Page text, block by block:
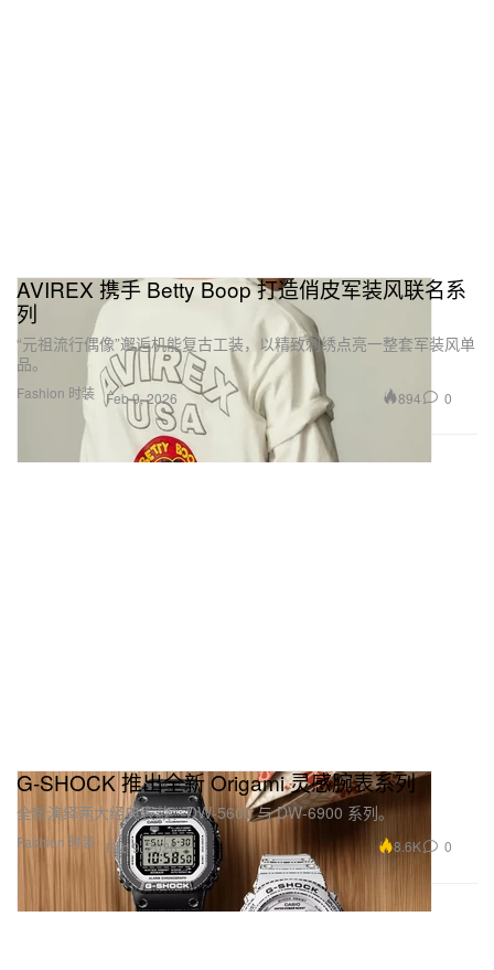
Fashion 时装
AVIREX 携手 Betty Boop 打造俏皮军装风联名系
列
“元祖流行偶像”邂逅机能复古工装，以精致刺绣点亮一整套军装风单
品。
Feb 9, 2026 894 0
Fashion 时装
G‑SHOCK 推出全新 Origami 灵感腕表系列
全新演绎两大经典表款：DW‑5600 与 DW‑6900 系列。
Feb 9, 2026 8.6K 0